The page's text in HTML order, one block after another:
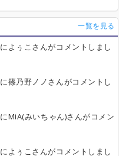
一覧を見る
によぅこさんがコメントしまし
に篠乃野ノノさんがコメントし
にMiA(みいちゃん)さんがコメン
によぅこさんがコメントしまし